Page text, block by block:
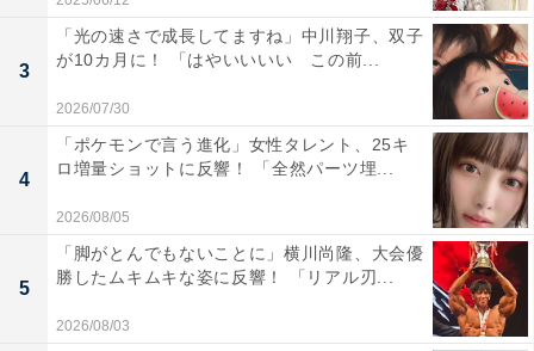
3
「光の速さで成長してますね」中川翔子、双子
が10カ月に！ 「はやいいいい この前...
2026/07/30
4
「ポケモンで言う進化」女性タレント、25キ
ロ増量ショットに反響！ 「全然パーツ埋...
2026/08/05
5
「脚がとんでもないことに」横川尚隆、大会優
勝したムキムキな姿に反響！ 「リアル刃...
2026/08/03